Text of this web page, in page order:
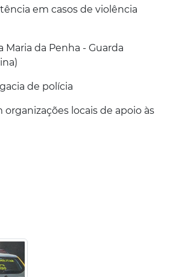
em casos de violência
Maria da Penha - Guarda
de polícia
locais de apoio às